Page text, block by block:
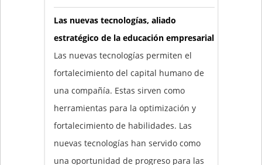
Las nuevas tecnologías, aliado
estratégico de la educación empresarial
Las nuevas tecnologías permiten el
fortalecimiento del capital humano de
una compañía. Estas sirven como
herramientas para la optimización y
fortalecimiento de habilidades. Las
nuevas tecnologías han servido como
una oportunidad de progreso para las